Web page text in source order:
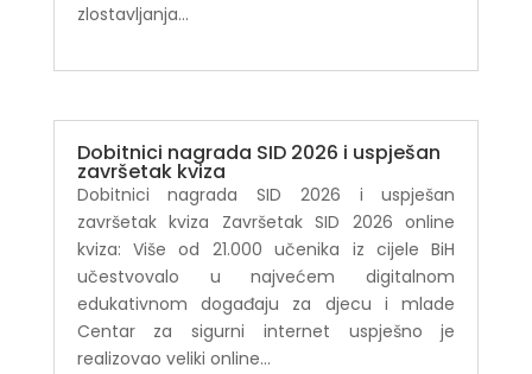
zlostavljanja...
Dobitnici nagrada SID 2026 i uspješan
završetak kviza
Dobitnici nagrada SID 2026 i uspješan
završetak kviza Završetak SID 2026 online
kviza: Više od 21.000 učenika iz cijele BiH
učestvovalo u najvećem digitalnom
edukativnom događaju za djecu i mlade
Centar za sigurni internet uspješno je
realizovao veliki online...